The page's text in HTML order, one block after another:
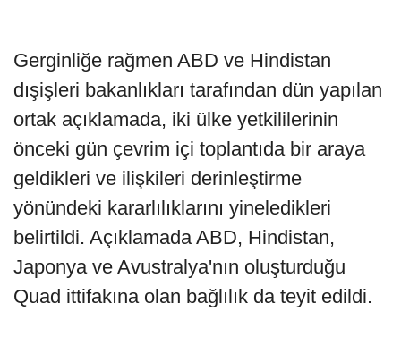
Gerginliğe rağmen ABD ve Hindistan
dışişleri bakanlıkları tarafından dün yapılan
ortak açıklamada, iki ülke yetkililerinin
önceki gün çevrim içi toplantıda bir araya
geldikleri ve ilişkileri derinleştirme
yönündeki kararlılıklarını yineledikleri
belirtildi. Açıklamada ABD, Hindistan,
Japonya ve Avustralya'nın oluşturduğu
Quad ittifakına olan bağlılık da teyit edildi.